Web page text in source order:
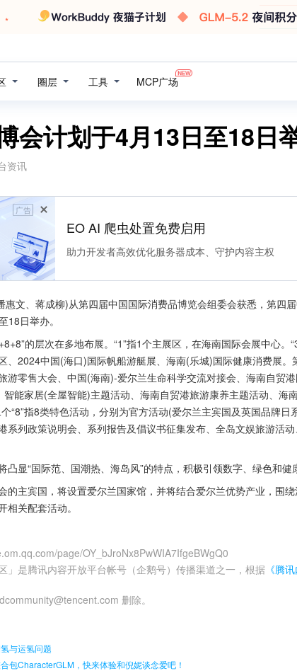
圈层 工具 MCP广场
会计划于4月13日至18日
资讯
广告
EO AI 爬虫处置免费启用
助力开发者高效优化服务器成本、守护内容主权
惠文、蒋成柳)从第四届中国国际消费品博览会组委会获悉，第四
18日举办。
的层次在多地布展。“1”指1个主展区，在海南国际会展中心。
、2024中国(海口)国际帆船游艇展、海南(乐城)国际健康消费展。
游零售大会、中国(海南)-爱尔兰生命科学交流对接会、海南自贸
智能家居(全屋智能)主题活动、海南自贸港旅游康养主题活动、海
“8”指8类特色活动，分别为官方活动(爱尔兰主宾国及英国品牌
系列政策说明会、系列报告及倡议书征集发布、全岛文娱旅游活
凸显“国际范、国潮热、海岛风”的特点，积极引领数字、绿色和健
的主宾国，将设置爱尔兰国家馆，并将结合爱尔兰优势产业，围
相关配套活动。
page/OY_bJroNx8PwWIA7IfgeBWgQ0
」是腾讯内容开放平台帐号（企鹅号）传播渠道之一，根据 《腾
删除。
与运氢问题
包CharacterGLM，快来体验和倪妮谈念爱吧！